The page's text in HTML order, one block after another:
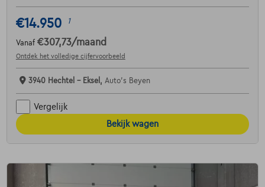
€14.950 1
Vanaf €307,73/maand
Ontdek het volledige cijfervoorbeeld
3940 Hechtel - Eksel, Auto's Beyen
Vergelijk
Bekijk wagen